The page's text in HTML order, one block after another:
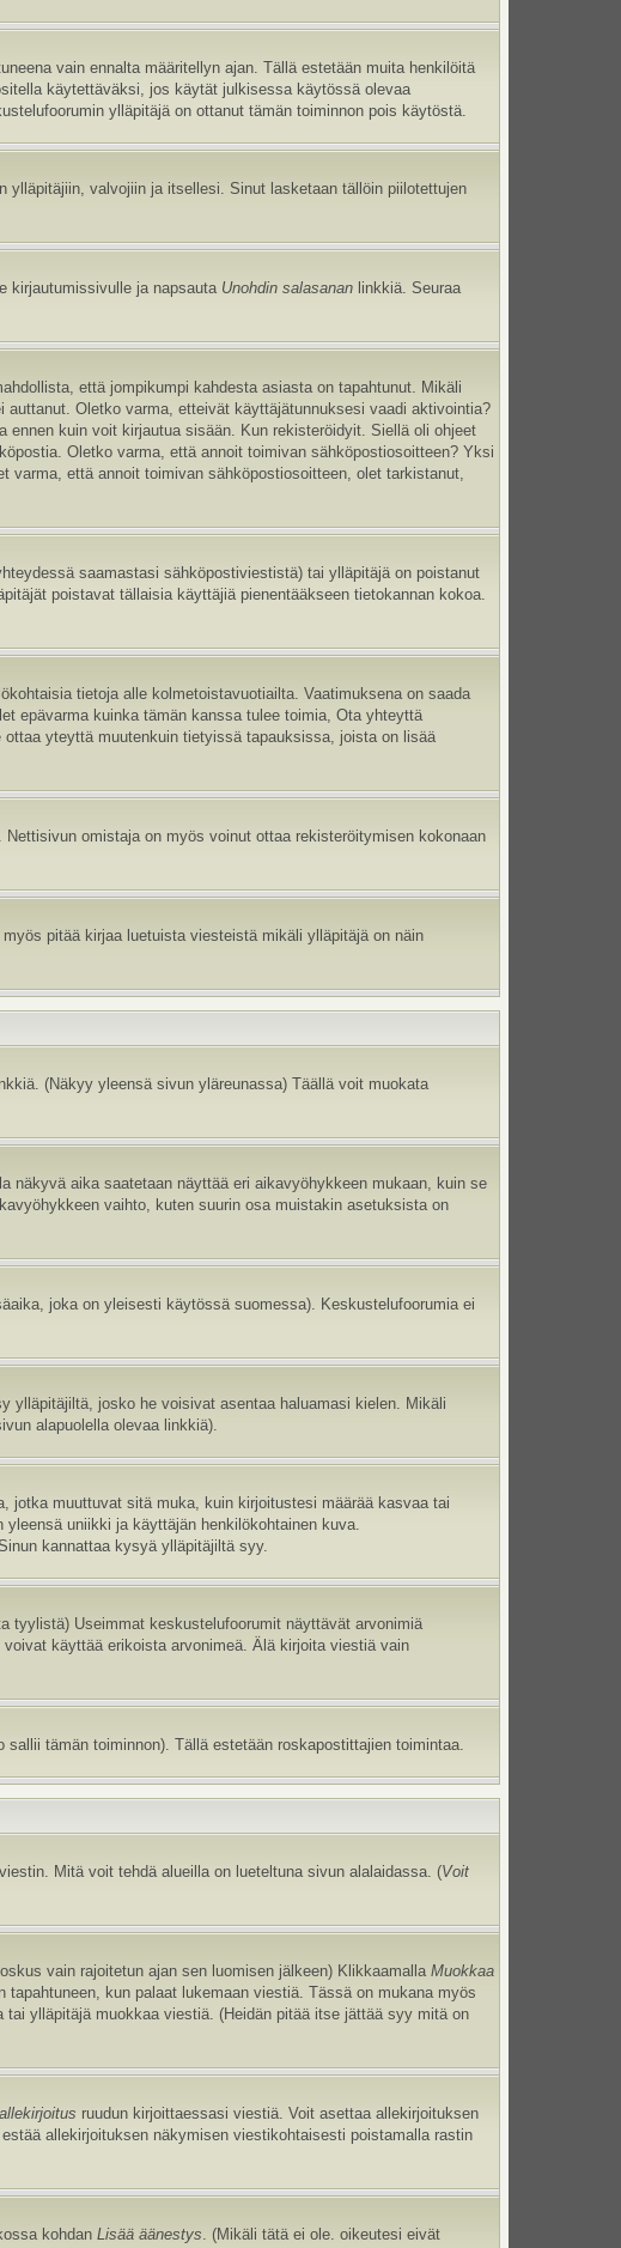
vain ennalta määritellyn ajan. Tällä estetään muita henkilöitä
käytettäväksi, jos käytät julkisessa käytössä olevaa
ylläpitäjä on ottanut tämän toiminnon pois käytöstä.
ylläpitäjiin, valvojiin ja itsellesi. Sinut lasketaan tällöin piilotettujen
kirjautumissivulle ja napsauta Unohdin salasanan linkkiä. Seuraa
että jompikumpi kahdesta asiasta on tapahtunut. Mikäli
Oletko varma, etteivät käyttäjätunnuksesi vaadi aktivointia?
kuin voit kirjautua sisään. Kun rekisteröidyit. Siellä oli ohjeet
Oletko varma, että annoit toimivan sähköpostiosoitteen? Yksi
että annoit toimivan sähköpostiosoitteen, olet tarkistanut,
saamastasi sähköpostiviestistä) tai ylläpitäjä on poistanut
poistavat tällaisia käyttäjiä pienentääkseen tietokannan kokoa.
tietoja alle kolmetoistavuotiailta. Vaatimuksena on saada
epävarma kuinka tämän kanssa tulee toimia, Ota yhteyttä
yteyttä muutenkuin tietyissä tapauksissa, joista on lisää
omistaja on myös voinut ottaa rekisteröitymisen kokonaan
pitää kirjaa luetuista viesteistä mikäli ylläpitäjä on näin
(Näkyy yleensä sivun yläreunassa) Täällä voit muokata
näkyvä aika saatetaan näyttää eri aikavyöhykkeen mukaan, kuin se
vaihto, kuten suurin osa muistakin asetuksista on
joka on yleisesti käytössä suomessa). Keskustelufoorumia ei
ylläpitäjiltä, josko he voisivat asentaa haluamasi kielen. Mikäli
alapuolella olevaa linkkiä).
jotka muuttuvat sitä muka, kuin kirjoitustesi määrää kasvaa tai
uniikki ja käyttäjän henkilökohtainen kuva.
kannattaa kysyä ylläpitäjiltä syy.
tyylistä) Useimmat keskustelufoorumit näyttävät arvonimiä
käyttää erikoista arvonimeä. Älä kirjoita viestiä vain
tämän toiminnon). Tällä estetään roskapostittajien toimintaa.
Mitä voit tehdä alueilla on lueteltuna sivun alalaidassa. (Voit
vain rajoitetun ajan sen luomisen jälkeen) KlikkaamallaMuokkaa
kun palaat lukemaan viestiä. Tässä on mukana myös
ylläpitäjä muokkaa viestiä. (Heidän pitää itse jättää syy mitä on
ruudun kirjoittaessasi viestiä. Voit asettaa allekirjoituksen
allekirjoituksen näkymisen viestikohtaisesti poistamalla rastin
kohdanLisää äänestys. (Mikäli tätä ei ole. oikeutesi eivät